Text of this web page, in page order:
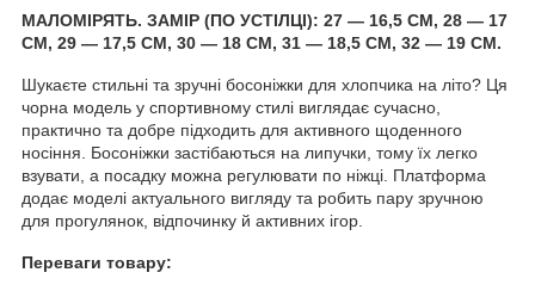
МАЛОМІРЯТЬ. ЗАМІР (ПО УСТІЛЦІ): 27 — 16,5 СМ, 28 — 17
СМ, 29 — 17,5 СМ, 30 — 18 СМ, 31 — 18,5 СМ, 32 — 19 СМ.
Шукаєте стильні та зручні босоніжки для хлопчика на літо? Ця
чорна модель у спортивному стилі виглядає сучасно,
практично та добре підходить для активного щоденного
носіння. Босоніжки застібаються на липучки, тому їх легко
взувати, а посадку можна регулювати по ніжці. Платформа
додає моделі актуального вигляду та робить пару зручною
для прогулянок, відпочинку й активних ігор.
Переваги товару: